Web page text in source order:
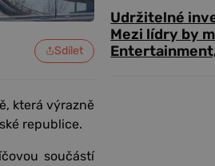
Sdílet
která výrazně
republice.
součástí
Udržitelné
Mezi lídry by